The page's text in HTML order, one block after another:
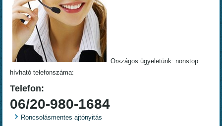
Országos ügyeletünk: nonstop
hívható telefonszáma:
Telefon:
06/20-980-1684
Roncsolásmentes ajtónyitás